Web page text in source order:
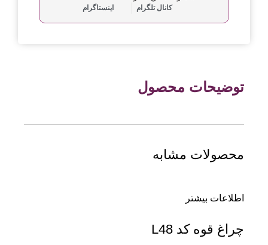
کانال تلگرام اینستاگرام
توضیحات محصول
محصولات مشابه
اطلاعات بیشتر
چراغ قوه کد L48